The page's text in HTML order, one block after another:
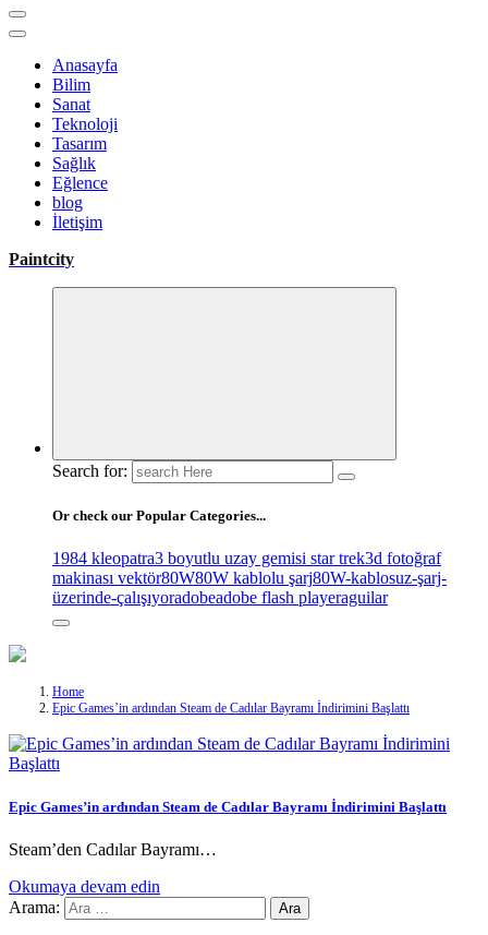
Anasayfa
Bilim
Sanat
Teknoloji
Tasarım
Sağlık
Eğlence
blog
İletişim
Paintcity
Search for:
Or check our Popular Categories...
1984 kleopatra3 boyutlu uzay gemisi star trek3d fotoğraf
makinası vektör80W80W kablolu şarj80W-kablosuz-şarj-
üzerinde-çalışıyoradobeadobe flash playeraguilar
Home
Epic Games’in ardından Steam de Cadılar Bayramı İndirimini Başlattı
Epic Games’in ardından Steam de Cadılar Bayramı İndirimini Başlattı
Steam’den Cadılar Bayramı…
Okumaya devam edin
Arama: